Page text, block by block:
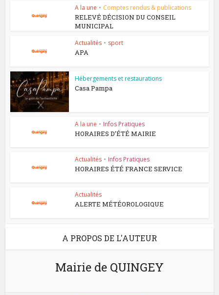
A la une • Comptes rendus & publications
RELEVÉ DÉCISION DU CONSEIL
MUNICIPAL
Actualités • sport
APA
Hébergements et restaurations
Casa Pampa
A la une • Infos Pratiques
HORAIRES D’ÉTÉ MAIRIE
Actualités • Infos Pratiques
HORAIRES ÉTÉ FRANCE SERVICE
Actualités
ALERTE MÉTÉOROLOGIQUE
A PROPOS DE L'AUTEUR
Mairie de QUINGEY